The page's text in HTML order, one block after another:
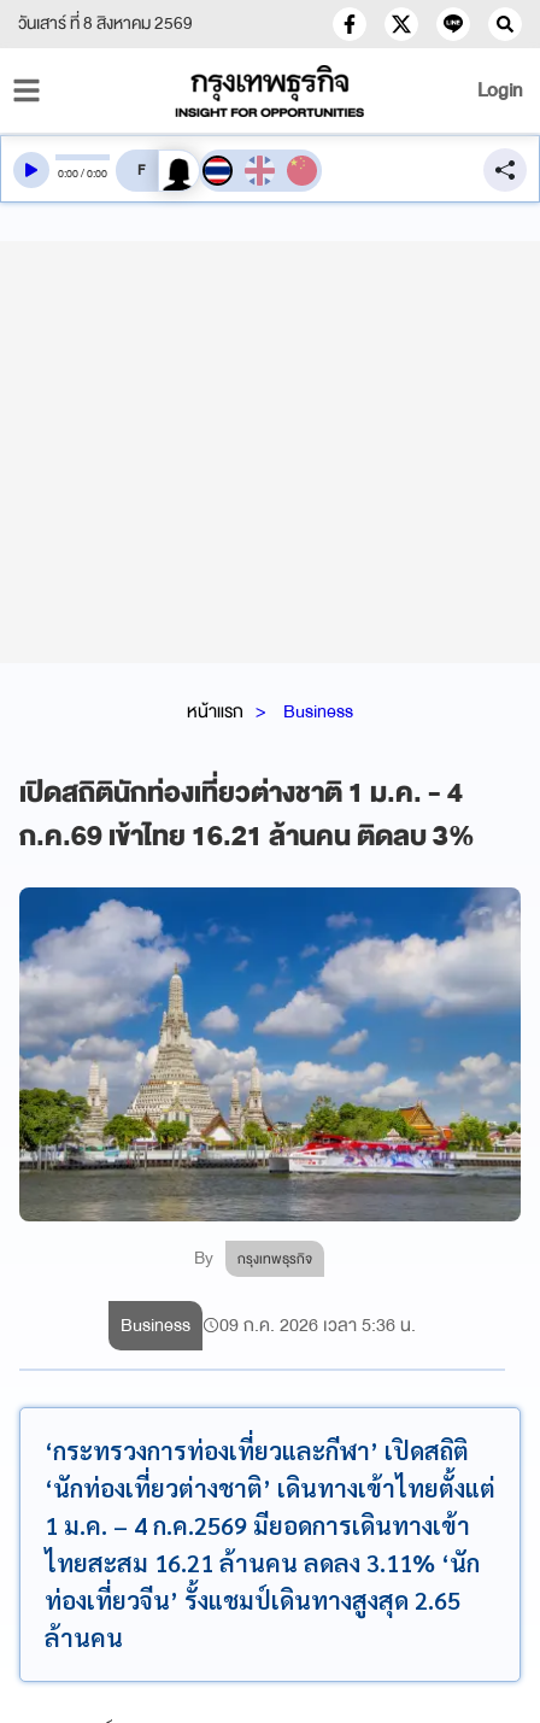
วันเสาร์ ที่ 8 สิงหาคม 2569
Login
หน้าแรก Business
เปิดสถิตินักท่องเที่ยวต่างชาติ 1 ม.ค. - 4
ก.ค.69 เข้าไทย 16.21 ล้านคน ติดลบ 3%
By กรุงเทพธุรกิจ
0:00/0:00 สลับเสียงอ่าน
Business 09 ก.ค. 2026 เวลา 5:36 น.
‘กระทรวงการท่องเที่ยวและกีฬา’ เปิดสถิติ
‘นักท่องเที่ยวต่างชาติ’ เดินทางเข้าไทยตั้งแต่
1 ม.ค. – 4 ก.ค.2569 มียอดการเดินทางเข้า
ไทยสะสม 16.21 ล้านคน ลดลง 3.11% ‘นัก
ท่องเที่ยวจีน’ รั้งแชมป์เดินทางสูงสุด 2.65
ล้านคน